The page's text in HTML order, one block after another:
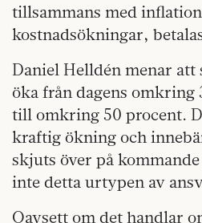
tillsammans med
kostnadsökningar,
Daniel Helldén menar att
öka från dagens omkring
till omkring 50 procent.
kraftig ökning och
skjuts över på
inte detta urtypen av
Oavsett om det handlar